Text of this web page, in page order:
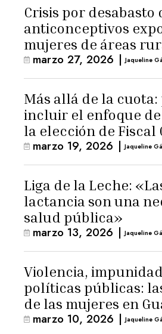
Crisis por desabasto
anticonceptivos
mujeres de áreas
marzo 27, 2026 | Jaqueline
Más allá de la
incluir el enfoque de
la elección de Fiscal
marzo 19, 2026 | Jaqueline
Liga de la Leche:
lactancia son una
salud pública»
marzo 13, 2026 | Jaqueline
Violencia,
políticas públicas:
de las mujeres en
marzo 10, 2026 | Jaqueline